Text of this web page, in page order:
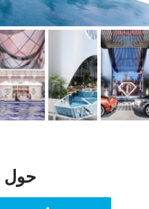
حول